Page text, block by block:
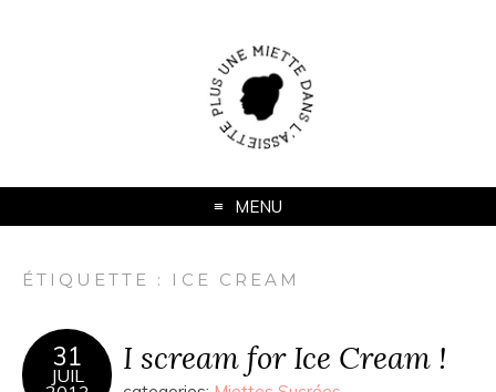
MENU
ÉTIQUETTE : ICE CREAM
31
JUIL I scream for Ice Cream !